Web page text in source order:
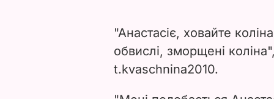
"Анастасіє, ховайте
обвислі, зморщені
t.kvaschnina2010.